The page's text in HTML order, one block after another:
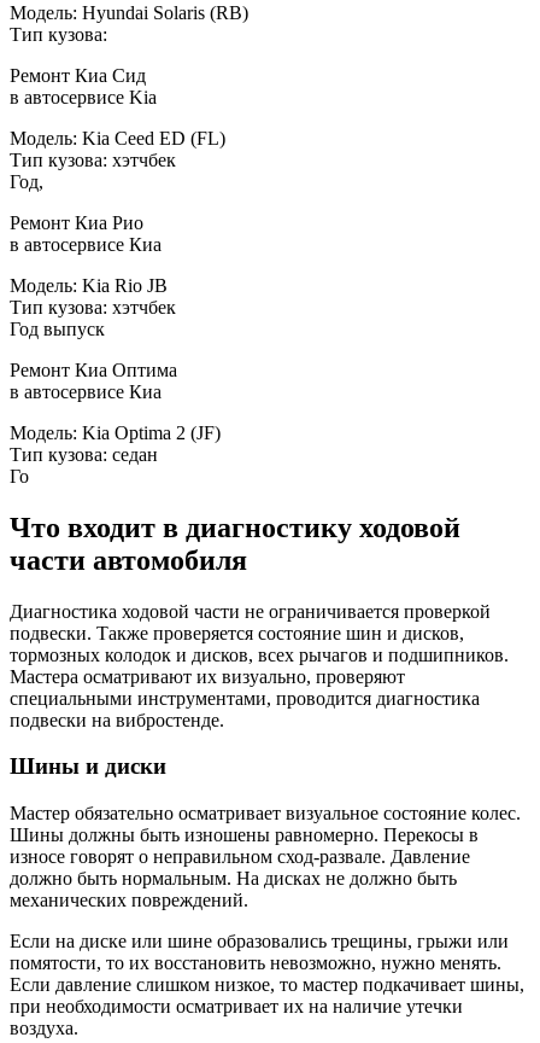
Модель: Hyundai Solaris (RB)
Тип кузова:
Ремонт Киа Сид
в автосервисе Kia
Модель: Kia Ceed ED (FL)
Тип кузова: хэтчбек
Год,
Ремонт Киа Рио
в автосервисе Киа
Модель: Kia Rio JB
Тип кузова: хэтчбек
Год выпуск
Ремонт Киа Оптима
в автосервисе Киа
Модель: Kia Optima 2 (JF)
Тип кузова: седан
Го
Что входит в диагностику ходовой
части автомобиля
Диагностика ходовой части не ограничивается проверкой
подвески. Также проверяется состояние шин и дисков,
тормозных колодок и дисков, всех рычагов и подшипников.
Мастера осматривают их визуально, проверяют
специальными инструментами, проводится диагностика
подвески на вибростенде.
Шины и диски
Мастер обязательно осматривает визуальное состояние колес.
Шины должны быть изношены равномерно. Перекосы в
износе говорят о неправильном сход-развале. Давление
должно быть нормальным. На дисках не должно быть
механических повреждений.
Если на диске или шине образовались трещины, грыжи или
помятости, то их восстановить невозможно, нужно менять.
Если давление слишком низкое, то мастер подкачивает шины,
при необходимости осматривает их на наличие утечки
воздуха.